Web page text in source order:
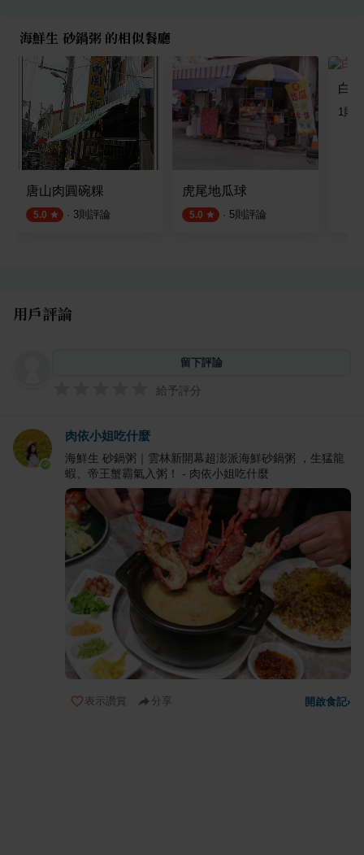
海鮮生 砂鍋粥 的相似餐廳
唐山肉圓碗粿
5.0 · 3則評論
虎尾地瓜球
5.0 · 5則評論
白
1則
用戶評論
留下評論
給予評分
肉依小姐吃什麼
海鮮生 砂鍋粥｜雲林新開幕超澎派海鮮砂鍋粥 ，生猛龍
蝦、帝王蟹霸氣入粥！ - 肉依小姐吃什麼
表示讚賞 分享 開啟食記›